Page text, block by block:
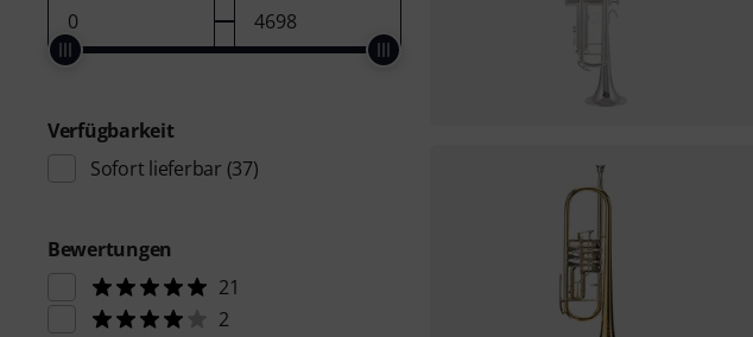
Verfügbarkeit
Sofort lieferbar (37)
Bewertungen
21
2